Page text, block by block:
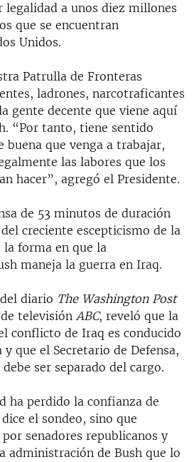
legalidad a unos diez millones
que se encuentran
Unidos.
Patrulla de Fronteras
ladrones, narcotraficantes
gente decente que viene aquí
“Por tanto, tiene sentido
que venga a trabajar,
las labores que los
hacer”, agregó el Presidente.
de 53 minutos de duración
creciente escepticismo de la
la forma en que la
maneja la guerra en Iraq.
diario The Washington Post
televisión ABC, reveló que la
conflicto de Iraq es conducido
que el Secretario de Defensa,
ser separado del cargo.
ha perdido la confianza de
el sondeo, sino que
senadores republicanos y
administración de Bush que lo